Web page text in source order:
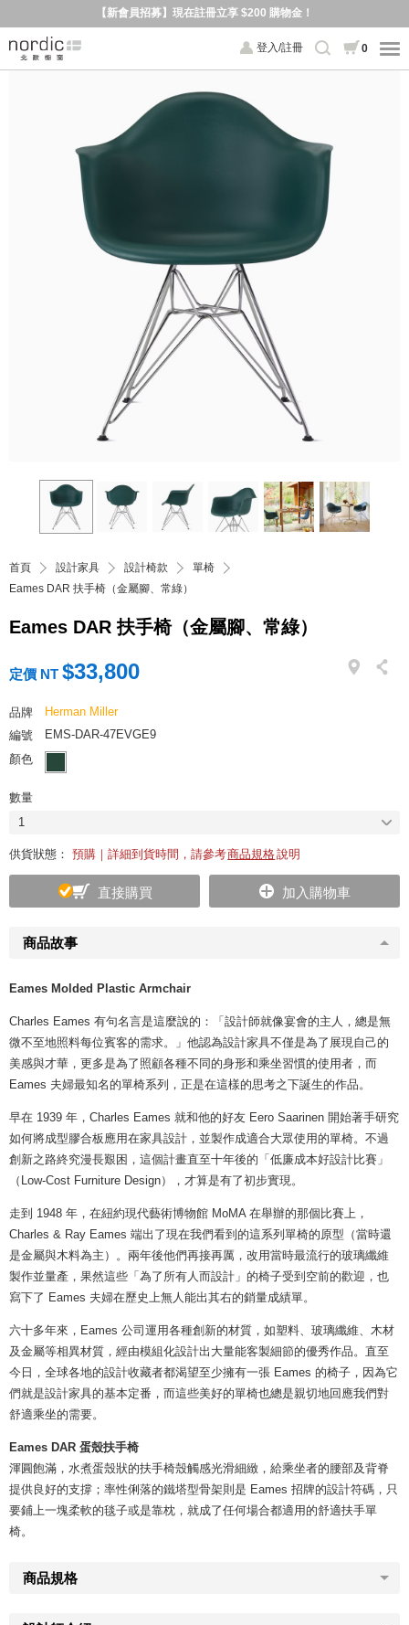
【新會員招募】現在註冊立享 $200 購物金！
登入/註冊 0
首頁 設計家具 設計椅款
單椅
Eames DAR 扶手椅（金屬腳、常綠）
Eames DAR 扶手椅（金屬腳、常綠）
商品故事
Eames Molded Plastic Armchair
Charles Eames 有句名言是這麼說的：「設計師就像宴會的主人，總是無
微不至地照料每位賓客的需求。」他認為設計家具不僅是為了展現自己的
美感與才華，更多是為了照顧各種不同的身形和乘坐習慣的使用者，而
Eames 夫婦最知名的單椅系列，正是在這樣的思考之下誕生的作品。
早在 1939 年，Charles Eames 就和他的好友 Eero Saarinen 開始著手研究
如何將成型膠合板應用在家具設計，並製作成適合大眾使用的單椅。不過
創新之路終究漫長艱困，這個計畫直至十年後的「低廉成本好設計比賽」
（Low-Cost Furniture Design），才算是有了初步實現。
走到 1948 年，在紐約現代藝術博物館 MoMA 在舉辦的那個比賽上，
Charles & Ray Eames 端出了現在我們看到的這系列單椅的原型（當時還
是金屬與木料為主）。兩年後他們再接再厲，改用當時最流行的玻璃纖維
製作並量產，果然這些「為了所有人而設計」的椅子受到空前的歡迎，也
寫下了 Eames 夫婦在歷史上無人能出其右的銷量成績單。
​六十多年來，Eames 公司運用各種創新的材質，如塑料、玻璃纖維、木材
及金屬等相異材質，經由模組化設計出大量能客製細節的優秀作品。直至
今日，全球各地的設計收藏者都渴望至少擁有一張 Eames 的椅子，因為它
們就是設計家具的基本定番，而這些美好的單椅也總是親切地回應我們對
舒適乘坐的需要。
Eames DAR 蛋殼扶手椅
渾圓飽滿，水煮蛋殼狀的扶手椅殼觸感光滑細緻，給乘坐者的腰部及背脊
提供良好的支撐；率性俐落的鐵塔型骨架則是 Eames 招牌的設計符碼，只
要鋪上一塊柔軟的毯子或是靠枕，就成了任何場合都適用的舒適扶手單
椅。
商品規格
定價 NT $33,800
品牌
Herman Miller
編號
EMS-DAR-47EVGE9
顏色
數量
1
供貨狀態： 預購｜詳細到貨時間，請參考商品規格說明
直接購買 加入購物車